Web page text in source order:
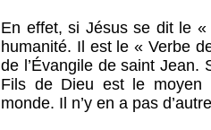
En effet, si Jésus se dit le «
humanité. Il est le « Verbe
de l’Évangile de saint Jean.
Fils de Dieu est le moyen
monde. Il n’y en a pas